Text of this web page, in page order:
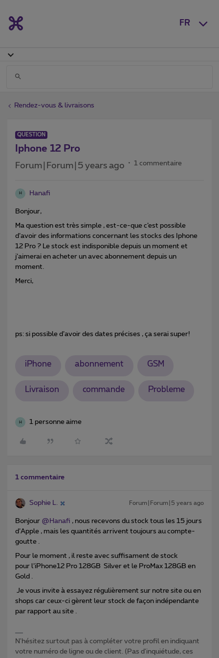
FR
Rendez-vous & livraisons
QUESTION
Iphone 12 Pro
Forum|Forum|5 years ago 1 commentaire
H Hanafi
Bonjour,
Ma question est très simple , est-ce-que c’est possible
d’avoir des informations concernant les stocks des Iphone
12 Pro ? Le stock est indisponible depuis un moment et
j’aimerai en acheter un avec abonnement depuis un
moment.
Merci,
ps: si possible d’avoir des dates précises , ça serai super!
iPhone abonnement GSM
Livraison commande Probleme
H 1 personne aime
1 commentaire
Sophie L. Forum|Forum|5 years ago
Bonjour @Hanafi , nous recevons du stock tous les 15 jours
d’Apple , mais les quantités arrivent toujours au compte-
goutte .
Pour le moment , il reste avec suffisament de stock
pour l’iPhone12 Pro 128GB Silver et le ProMax 128GB en
Gold .
Je vous invite à essayez régulièrement sur notre site ou en
shops car ceux-ci gèrent leur stock de façon indépendante
par rapport au site .
N'hésitez surtout pas à compléter votre profil en indiquant
votre numéro de ligne ou de client. (Pas d'inquiétude, ces